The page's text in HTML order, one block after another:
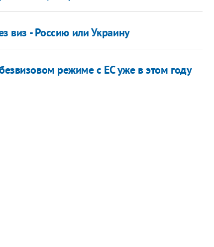
виз - Россию или Украину
режиме с ЕС уже в этом году